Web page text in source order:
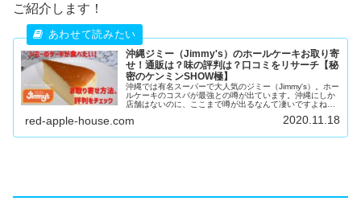
ご紹介します！
沖縄ジミー（Jimmy's）のホールケーキお取り寄
せ！通販は？味の評判は？口コミをリサーチ【秘
密のケンミンSHOW極】
沖縄では有名スーパーで大人気のジミー（Jimmy's）。ホー
ルケーキのコスパが最強との噂が出ています。沖縄にしか
店舗はないのに、ここまで噂が出るなんて凄いですよね。
せすることが出来...
red-apple-house.com 2020.11.18